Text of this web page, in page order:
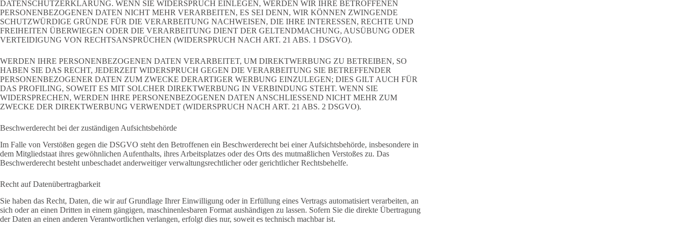
DATENSCHUTZERKLÄRUNG. WENN SIE WIDERSPRUCH EINLEGEN, WERDEN WIR IHRE BETROFFENEN
PERSONENBEZOGENEN DATEN NICHT MEHR VERARBEITEN, ES SEI DENN, WIR KÖNNEN ZWINGENDE
SCHUTZWÜRDIGE GRÜNDE FÜR DIE VERARBEITUNG NACHWEISEN, DIE IHRE INTERESSEN, RECHTE UND
FREIHEITEN ÜBERWIEGEN ODER DIE VERARBEITUNG DIENT DER GELTENDMACHUNG, AUSÜBUNG ODER
VERTEIDIGUNG VON RECHTSANSPRÜCHEN (WIDERSPRUCH NACH ART. 21 ABS. 1 DSGVO).
WERDEN IHRE PERSONENBEZOGENEN DATEN VERARBEITET, UM DIREKTWERBUNG ZU BETREIBEN, SO
HABEN SIE DAS RECHT, JEDERZEIT WIDERSPRUCH GEGEN DIE VERARBEITUNG SIE BETREFFENDER
PERSONENBEZOGENER DATEN ZUM ZWECKE DERARTIGER WERBUNG EINZULEGEN; DIES GILT AUCH FÜR
DAS PROFILING, SOWEIT ES MIT SOLCHER DIREKTWERBUNG IN VERBINDUNG STEHT. WENN SIE
WIDERSPRECHEN, WERDEN IHRE PERSONENBEZOGENEN DATEN ANSCHLIESSEND NICHT MEHR ZUM
ZWECKE DER DIREKTWERBUNG VERWENDET (WIDERSPRUCH NACH ART. 21 ABS. 2 DSGVO).
Beschwerde­recht bei der zuständigen Aufsichts­behörde
Im Falle von Verstößen gegen die DSGVO steht den Betroffenen ein Beschwerderecht bei einer Aufsichtsbehörde, insbesondere in
dem Mitgliedstaat ihres gewöhnlichen Aufenthalts, ihres Arbeitsplatzes oder des Orts des mutmaßlichen Verstoßes zu. Das
Beschwerderecht besteht unbeschadet anderweitiger verwaltungsrechtlicher oder gerichtlicher Rechtsbehelfe.
Recht auf Daten­übertrag­barkeit
Sie haben das Recht, Daten, die wir auf Grundlage Ihrer Einwilligung oder in Erfüllung eines Vertrags automatisiert verarbeiten, an
sich oder an einen Dritten in einem gängigen, maschinenlesbaren Format aushändigen zu lassen. Sofern Sie die direkte Übertragung
der Daten an einen anderen Verantwortlichen verlangen, erfolgt dies nur, soweit es technisch machbar ist.